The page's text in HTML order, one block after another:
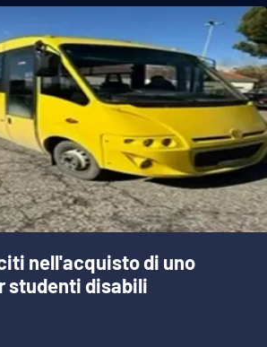
nell'acquisto di uno
studenti disabili